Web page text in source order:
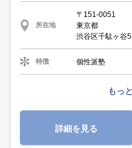
所在地
〒151-0051
東京都
渋谷区千駄ヶ谷
特徴 個性派塾
もっ
詳細を見る